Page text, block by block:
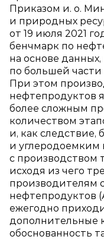
Приказом и. о.
и природных
от 19 июля 2021
бенчмарк по
на основе
по большей
При этом
нефтепродуктов
более сложным
количеством
и, как следствие,
и углеродоемким
с производством
исходя из чего
производителям
нефтепродуктов
ежегодно
дополнительные
обоснованность